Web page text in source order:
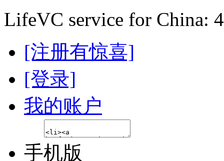
LifeVC service for China:
[注册有惊喜]
[登录]
我的账户
手机版